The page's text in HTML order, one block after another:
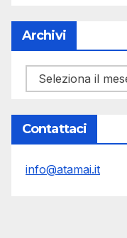
Archivi
Archivi
Contattaci
info@atamai.it